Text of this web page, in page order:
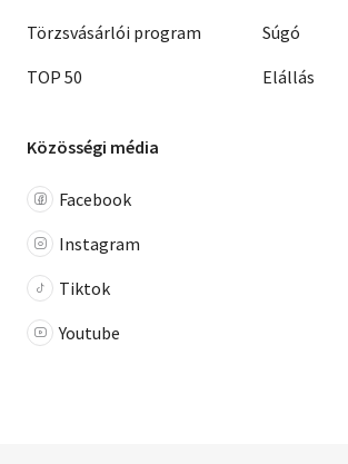
Törzsvásárlói program
TOP 50
Súgó
Elállás
Közösségi média
Facebook
Instagram
Tiktok
Youtube